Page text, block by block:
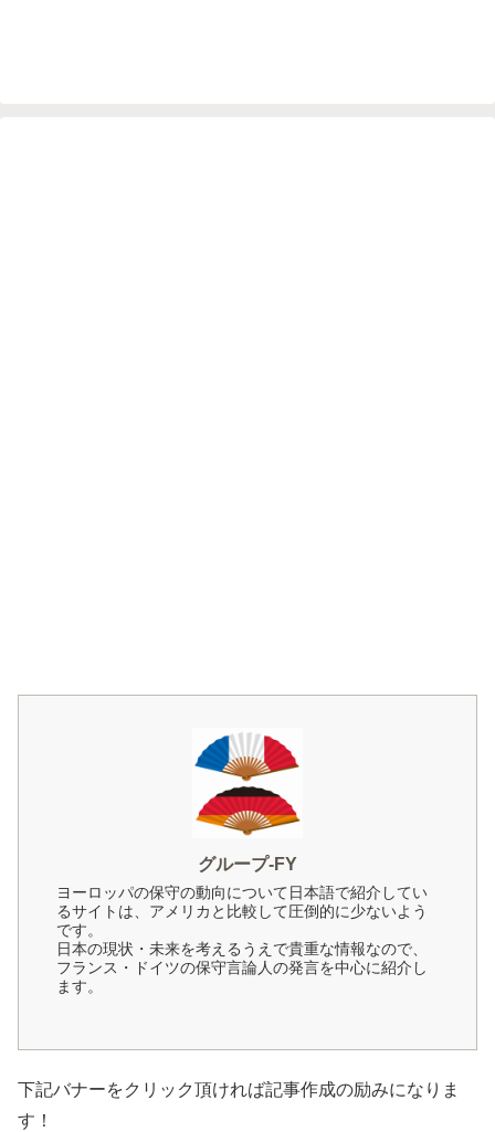
グループ-FY
ヨーロッパの保守の動向について日本語で紹介してい
るサイトは、アメリカと比較して圧倒的に少ないよう
です。
日本の現状・未来を考えるうえで貴重な情報なので、
フランス・ドイツの保守言論人の発言を中心に紹介し
ます。
下記バナーをクリック頂ければ記事作成の励みになりま
す！